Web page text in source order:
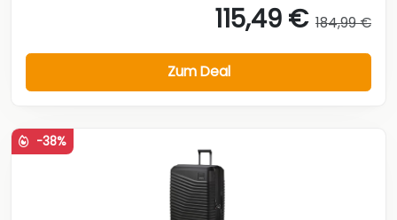
115,49 € 184,99 €
Zum Deal
-38%